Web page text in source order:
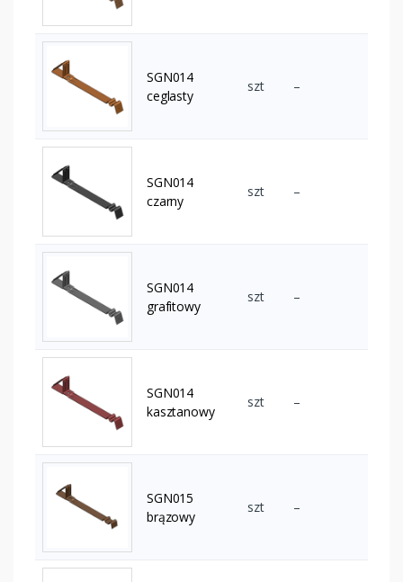
SGN014
ceglasty
szt –
SGN014
czarny
szt –
SGN014
grafitowy
szt –
SGN014
kasztanowy
szt –
SGN015
brązowy
szt –